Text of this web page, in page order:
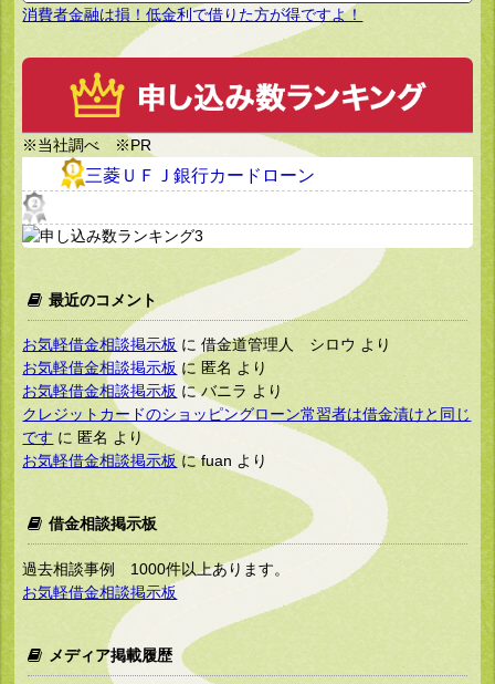
消費者金融は損！低金利で借りた方が得ですよ！
※当社調べ ※PR
三菱ＵＦＪ銀行カードローン
最近のコメント
お気軽借金相談掲示板 に借金道管理人 シロウ より
お気軽借金相談掲示板 に 匿名 より
お気軽借金相談掲示板 にバニラ より
クレジットカードのショッピングローン常習者は借金漬けと同じ
です に 匿名 より
お気軽借金相談掲示板 にfuan より
借金相談掲示板
過去相談事例 1000件以上あります。
お気軽借金相談掲示板
メディア掲載履歴